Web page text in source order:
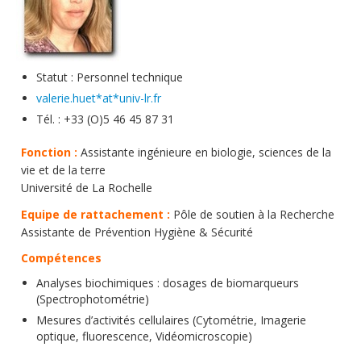
Données
Emplois/Stages/Formations
Science pour tou·te·s
Actualités
Statut : Personnel technique
valerie.huet*at*univ-lr.fr
Tél. : +33 (O)5 46 45 87 31
Fonction : Assistante ingénieure en biologie, sciences de la
vie et de la terre
Université de La Rochelle
Equipe de rattachement : Pôle de soutien à la Recherche
Assistante de Prévention Hygiène & Sécurité
Compétences
Analyses biochimiques : dosages de biomarqueurs
(Spectrophotométrie)
Mesures d’activités cellulaires (Cytométrie, Imagerie
optique, fluorescence, Vidéomicroscopie)